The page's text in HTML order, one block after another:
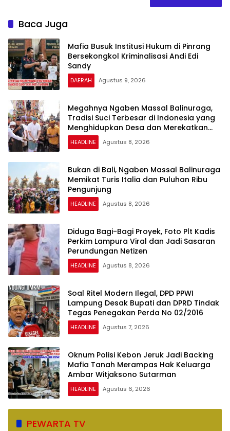
Baca Juga
Mafia Busuk Institusi Hukum di Pinrang
Bersekongkol Kriminalisasi Andi Edi
Sandy
DAERAH Agustus 9, 2026
Megahnya Ngaben Massal Balinuraga,
Tradisi Suci Terbesar di Indonesia yang
Menghidupkan Desa dan Merekatkan
Ikatan Keluarga
HEADLINE Agustus 8, 2026
Bukan di Bali, Ngaben Massal Balinuraga
Memikat Turis Italia dan Puluhan Ribu
Pengunjung
HEADLINE Agustus 8, 2026
Diduga Bagi-Bagi Proyek, Foto Plt Kadis
Perkim Lampura Viral dan Jadi Sasaran
Perundungan Netizen
HEADLINE Agustus 8, 2026
Soal Ritel Modern Ilegal, DPD PPWI
Lampung Desak Bupati dan DPRD Tindak
Tegas Penegakan Perda No 02/2016
HEADLINE Agustus 7, 2026
Oknum Polisi Kebon Jeruk Jadi Backing
Mafia Tanah Merampas Hak Keluarga
Ambar Witjaksono Sutarman
HEADLINE Agustus 6, 2026
PEWARTA TV